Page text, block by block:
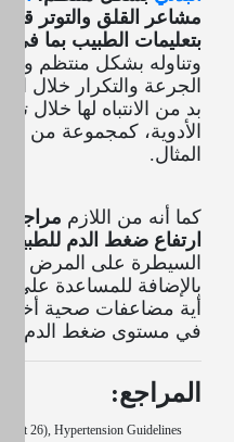
مشاعر القلق والتوتر قدْر
بتعليمات الطبيب بما في
وتناوله بشكل منتظم
الجرعة والتكرار خلال
بد من الانتباه لها خلال
الأدوية، كمجموعة من
المثال.
كما أنه من اللازم
ارتفاع ضغط الدم
السيطرة على المرض
بالإضافة للمساعدة على
أية مضاعفات صحية أخرى،
في مستوى ضغط الدم.
المراجع:
Oct 26), Hypertension Guidelines